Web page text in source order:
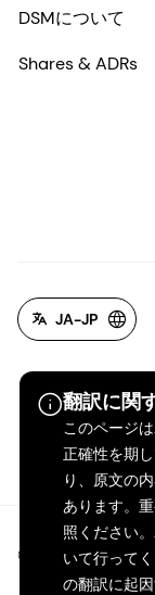
翻訳に関
このページ
正確性を期
り、原文の
あります。
照ください
いて行って
の翻訳に起
DSMについて
Shares & ADRs
JA-JP
©2026 dsm-